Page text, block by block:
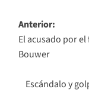
de
entradas
Anterior:
El acusado por
Bouwer
Escándalo y